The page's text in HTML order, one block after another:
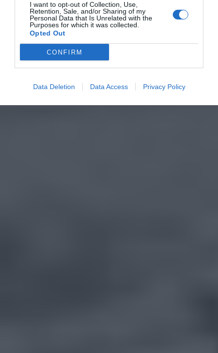
I want to opt-out of Collection, Use,
Retention, Sale, and/or Sharing of my
Personal Data that Is Unrelated with the
Purposes for which it was collected.
Opted Out
CONFIRM
Data Deletion Data Access Privacy Policy